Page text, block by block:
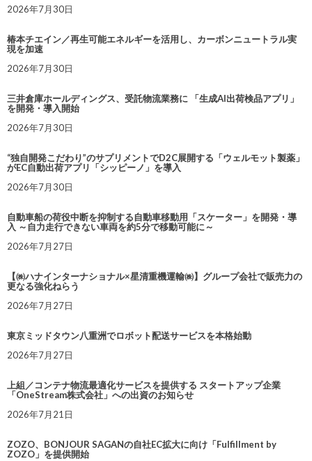
2026年7月30日
椿本チエイン／再生可能エネルギーを活用し、カーボンニュートラル実
現を加速
2026年7月30日
三井倉庫ホールディングス、受託物流業務に 「生成AI出荷検品アプリ」
を開発・導入開始
2026年7月30日
“独自開発こだわり”のサプリメントでD2C展開する「ウェルモット製薬」
がEC自動出荷アプリ「シッピーノ」を導入
2026年7月30日
自動車船の荷役中断を抑制する自動車移動用「スケーター」を開発・導
入 ～自力走行できない車両を約5分で移動可能に～
2026年7月27日
【㈱ハナインターナショナル×星清重機運輸㈱】グループ会社で販売力の
更なる強化ねらう
2026年7月27日
東京ミッドタウン八重洲でロボット配送サービスを本格始動
2026年7月27日
上組／コンテナ物流最適化サービスを提供する スタートアップ企業
「OneStream株式会社」への出資のお知らせ
2026年7月21日
ZOZO、BONJOUR SAGANの自社EC拡大に向け「Fulfillment by
ZOZO」を提供開始